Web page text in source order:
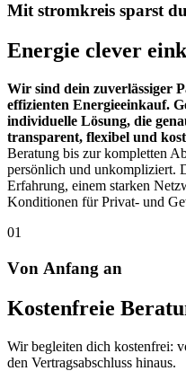
Mit stromkreis sparst du
Energie clever
Wir sind dein zuverlässiger
effizienten Energieeinkauf.
individuelle Lösung, die
transparent, flexibel und
Beratung bis zur kompletten
persönlich und unkompliziert.
Erfahrung, einem starken
Konditionen für Privat- und
01
Von Anfang an
Kostenfreie
Wir begleiten dich kostenfrei:
den Vertragsabschluss hinaus.